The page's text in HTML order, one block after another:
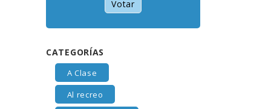
Votar
CATEGORÍAS
A Clase
Al recreo